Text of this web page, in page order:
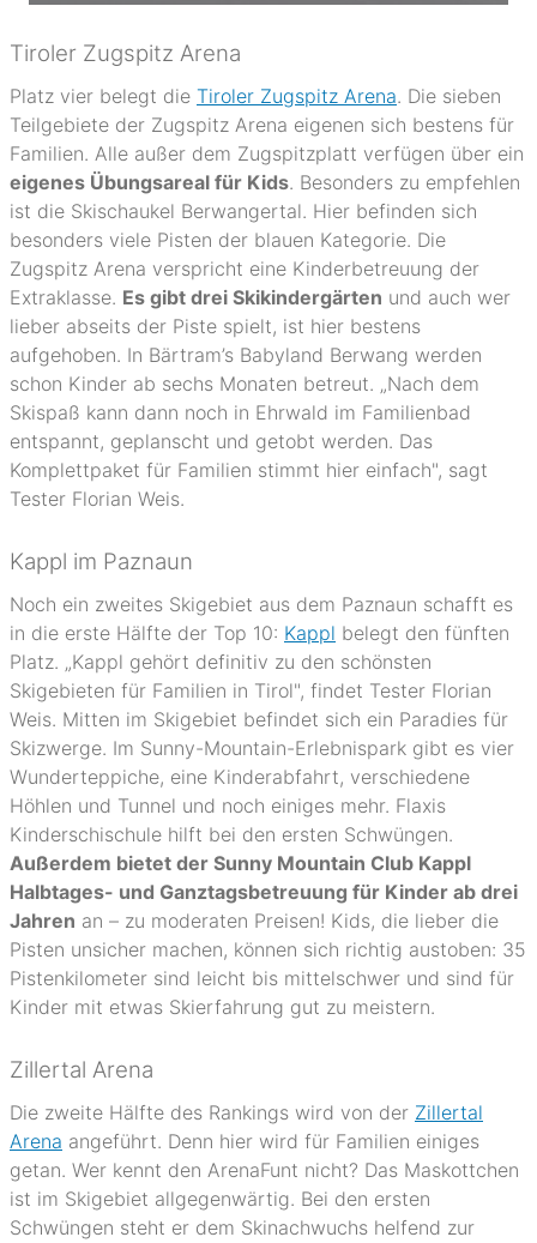
Tiroler Zugspitz Arena
Platz vier belegt die Tiroler Zugspitz Arena. Die sieben
Teilgebiete der Zugspitz Arena eigenen sich bestens für
Familien. Alle außer dem Zugspitzplatt verfügen über ein
eigenes Übungsareal für Kids. Besonders zu empfehlen
ist die Skischaukel Berwangertal. Hier befinden sich
besonders viele Pisten der blauen Kategorie. Die
Zugspitz Arena verspricht eine Kinderbetreuung der
Extraklasse. Es gibt drei Skikindergärten und auch wer
lieber abseits der Piste spielt, ist hier bestens
aufgehoben. In Bärtram’s Babyland Berwang werden
schon Kinder ab sechs Monaten betreut. „Nach dem
Skispaß kann dann noch in Ehrwald im Familienbad
entspannt, geplanscht und getobt werden. Das
Komplettpaket für Familien stimmt hier einfach", sagt
Tester Florian Weis.
Kappl im Paznaun
Noch ein zweites Skigebiet aus dem Paznaun schafft es
in die erste Hälfte der Top 10: Kappl belegt den fünften
Platz. „Kappl gehört definitiv zu den schönsten
Skigebieten für Familien in Tirol", findet Tester Florian
Weis. Mitten im Skigebiet befindet sich ein Paradies für
Skizwerge. Im Sunny-Mountain-Erlebnispark gibt es vier
Wunderteppiche, eine Kinderabfahrt, verschiedene
Höhlen und Tunnel und noch einiges mehr. Flaxis
Kinderschischule hilft bei den ersten Schwüngen.
Außerdem bietet der Sunny Mountain Club Kappl
Halbtages- und Ganztagsbetreuung für Kinder ab drei
Jahren an – zu moderaten Preisen! Kids, die lieber die
Pisten unsicher machen, können sich richtig austoben: 35
Pistenkilometer sind leicht bis mittelschwer und sind für
Kinder mit etwas Skierfahrung gut zu meistern.
Zillertal Arena
Die zweite Hälfte des Rankings wird von der Zillertal
Arena angeführt. Denn hier wird für Familien einiges
getan. Wer kennt den ArenaFunt nicht? Das Maskottchen
ist im Skigebiet allgegenwärtig. Bei den ersten
Schwüngen steht er dem Skinachwuchs helfend zur